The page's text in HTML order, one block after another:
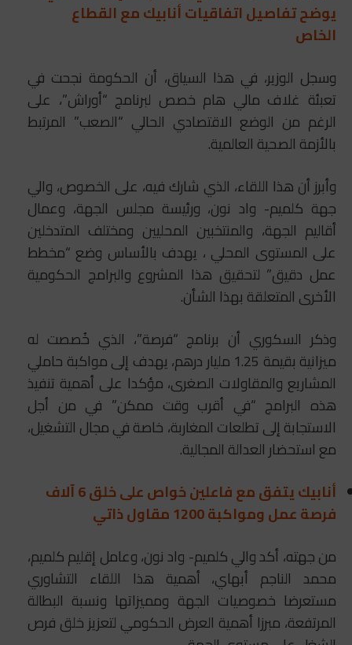
يوضح تفاصيل اتفاقيات أنابيك مع القطاع
الخاص
وسجل الوزير، في هذا السياق، أن الحكومة نجحت في
تعبئة غلاف مالي هام خصص لبرنامج “أوراش”، على
الرغم من الوضع الاقتصادي الحالي “الصعب” المرتبط
بالأزمة الصحية العالمية.
وأبرز أن هذا اللقاء، الذي شارك فيه، على الخصوص، والي
جهة كلميم- واد نون، ورئيسة مجلس الجهة، وعمال
أقاليم الجهة، والمنتخبين المحليين ومختلف المتدخلين
على المستوى المحلي ، يهدف بالأساس وضع “مخطط
عمل دقيق” لتحقيق هذا المشروع والبرامج الحكومية
الأخرى المتعلقة بهذا الشأن.
وذكر السكوري أن برنامج “فرصة”، الذي خُصصت له
ميزانية بقيمة 1.25 مليار درهم، يهدف إلى مواكبة حاملي
المشاريع والمقاولات الصغرى، مؤكدا على أهمية تنفيذ
هذه البرامج “في أقرب وقت ممكن” في من أجل
الاستجابة إلى تطلعات المغاربة، خاصة في مجال التشغيل،
مع استحضار العدالة المجالية.
أنابيك يتفق مع فاعلين خواص على خلق 6 آلاف
فرصة عمل ومواكبة 1200 مقاول ذاتي
من جهته، أكد والي كلميم- واد نون، وعامل إقليم كلميم،
محمد الناجم أبهاي، أهمية هذا اللقاء التشاوري
مستعرضا خصوصيات الجهة ومميزاتها ونسبة البطالة
المرتفعة، مبرزا أهمية العرض الحكومي لتعزيز خلق فرص